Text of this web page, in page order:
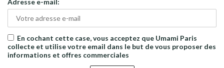
Adresse e-mail:
En cochant cette case, vous acceptez que Umami Paris
collecte et utilise votre email dans le but de vous proposer des
informations et offres commerciales